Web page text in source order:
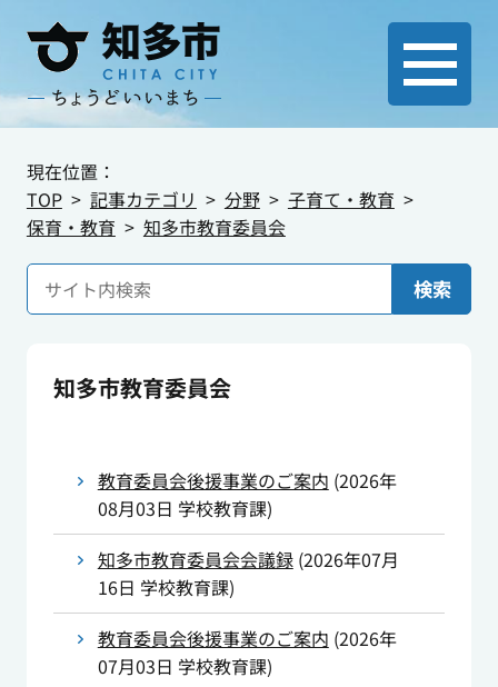
現在位置：
TOP
記事カテゴリ 分野
子育て・教育
保育・教育
知多市教育委員会
検索
知多市教育委員会
教育委員会後援事業のご案内 (2026年
08月03日 学校教育課)
知多市教育委員会会議録(2026年07月
16日 学校教育課)
教育委員会後援事業のご案内 (2026年
07月03日 学校教育課)